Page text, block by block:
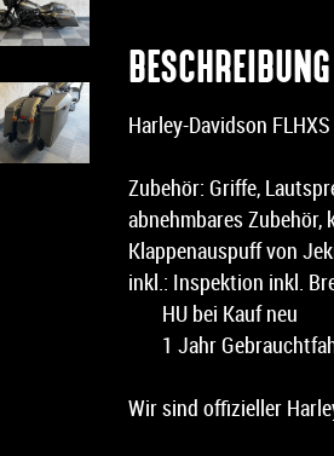
BESCHREIBUNG
Harley-Davidson
Zubehör: Griffe,
abnehmbares
Klappenauspuff
inkl.: Inspektion inkl.
HU bei Kauf neu
1 Jahr
Wir sind offizieller